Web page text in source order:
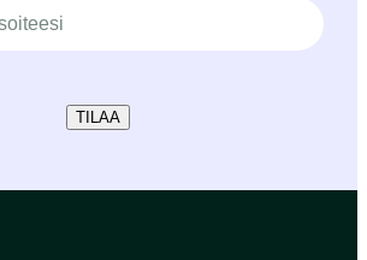
TILAA